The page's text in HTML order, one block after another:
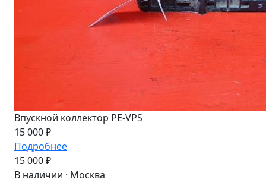
Впускной коллектор PE-VPS
15 000 ₽
Подробнее
15 000 ₽
В наличии · Москва